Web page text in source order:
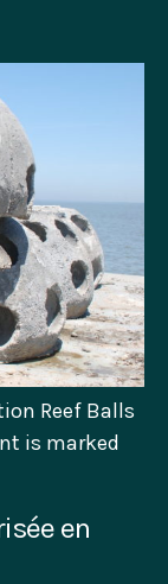
Reef Balls
is marked
en